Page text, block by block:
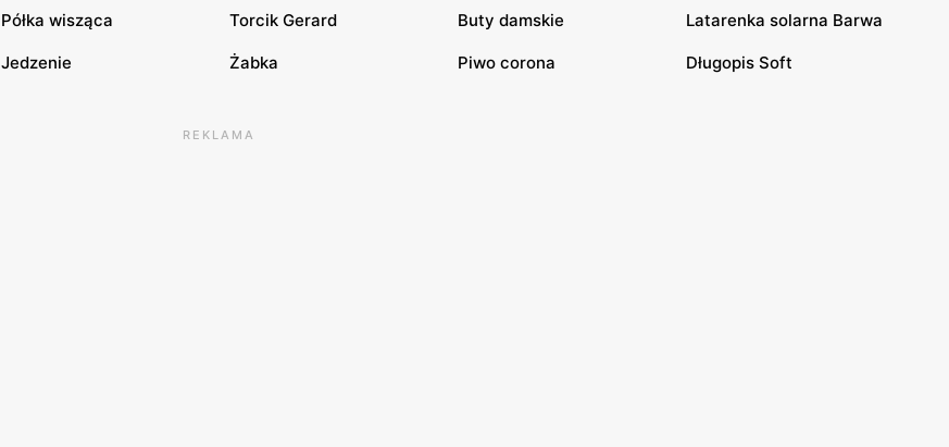
Półka wisząca Torcik Gerard Buty damskie Latarenka solarna Barwa
Jedzenie Żabka Piwo corona Długopis Soft
REKLAMA